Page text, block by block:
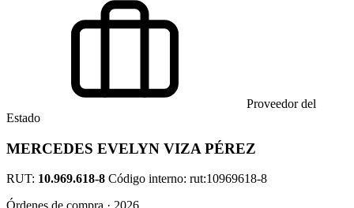
Proveedor del
Estado
MERCEDES EVELYN VIZA PÉREZ
RUT: 10.969.618-8 Código interno: rut:10969618-8